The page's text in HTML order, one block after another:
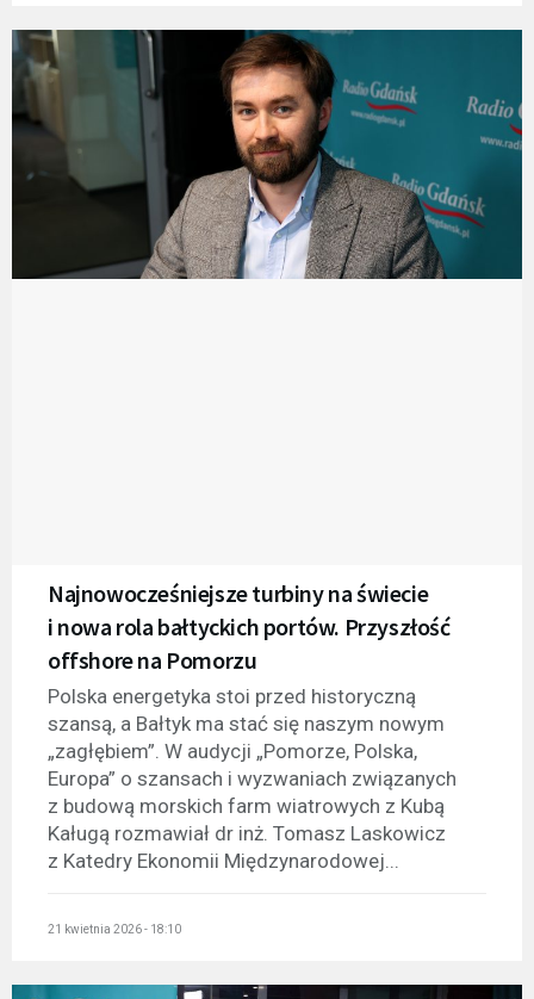
Najnowocześniejsze turbiny na świecie
i nowa rola bałtyckich portów. Przyszłość
offshore na Pomorzu
Polska energetyka stoi przed historyczną
szansą, a Bałtyk ma stać się naszym nowym
„zagłębiem”. W audycji „Pomorze, Polska,
Europa” o szansach i wyzwaniach związanych
z budową morskich farm wiatrowych z Kubą
Kaługą rozmawiał dr inż. Tomasz Laskowicz
z Katedry Ekonomii Międzynarodowej...
21 kwietnia 2026 - 18:10